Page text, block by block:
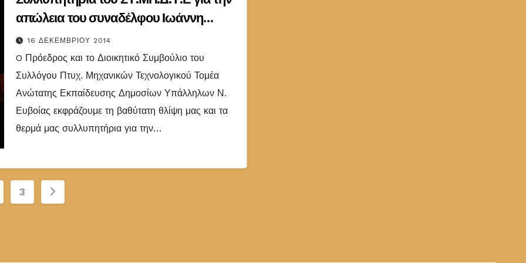
απώλεια του συναδέλφου Ιωάννη
Καντούρου
16 ΔΕΚΕΜΒΡΊΟΥ 2014
O Πρόεδρος και το Διοικητικό Συμβούλιο του
Συλλόγου Πτυχ. Μηχανικών Τεχνολογικού Τομέα
Ανώτατης Εκπαίδευσης Δημοσίων Υπάλληλων Ν.
Ευβοίας εκφράζουμε τη βαθύτατη θλίψη μας και τα
θερμά μας συλλυπητήρια για την…
3